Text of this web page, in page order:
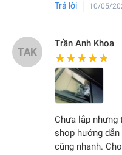
Trả lời 10/05/
TAK
Trần Anh Khoa
★★★★★
★★★★★
Chưa lắp nhưng
shop hướng
cũng nhanh.